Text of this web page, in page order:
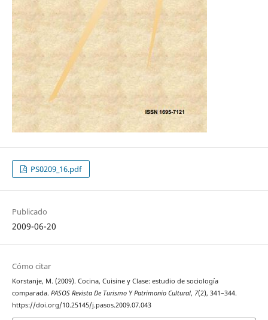
PS0209_16.pdf
Publicado
2009-06-20
Cómo citar
Korstanje, M. (2009). Cocina, Cuisine y Clase: estudio de sociología
comparada. PASOS Revista De Turismo Y Patrimonio Cultural, 7(2), 341–344.
https://doi.org/10.25145/j.pasos.2009.07.043